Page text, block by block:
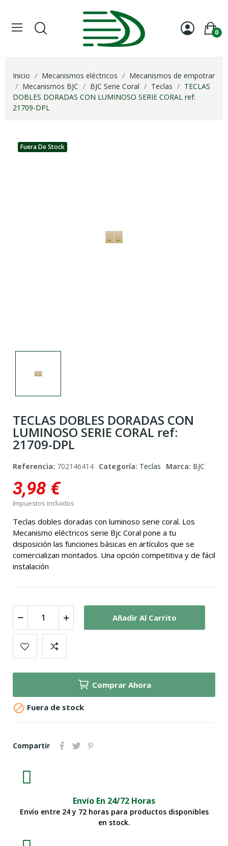
0
Inicio Mecanismos eléctricos
Mecanismos de empotrar
Mecanismos BJC
BJC Serie Coral Teclas
TECLAS
DOBLES DORADAS CON LUMINOSO SERIE CORAL ref:
21709-DPL
Fuera De Stock
TECLAS DOBLES DORADAS CON
LUMINOSO SERIE CORAL ref:
21709-DPL
Referencia: 702146414 Categoría: Teclas Marca: BJC
3,98 €
Impuestos incluidos
Teclas dobles doradas con luminoso serie coral. Los
Mecanismo eléctricos serie Bjc Coral pone a tu
disposición las funciones básicas en artículos que se
comercializan montados. Una opción competitiva y de fácil
instalación
Añadir Al Carrito
Comprar Ahora
 Fuera de stock
Compartir
Envío En 24/72 Horas
Envío entre 24 y 72 horas para productos disponibles
en stock.